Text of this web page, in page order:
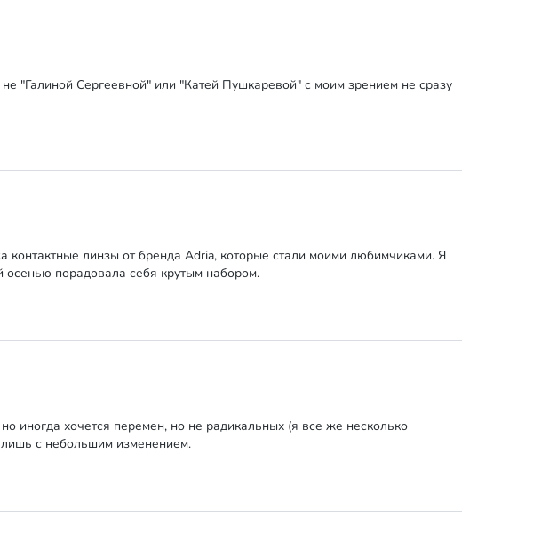
"Галиной Сергеевной" или "Катей Пушкаревой" с моим зрением не сразу
линзы от бренда Adria, которые стали моими любимчиками. Я
осенью порадовала себя крутым набором.
иногда хочется перемен, но не радикальных (я все же несколько
лишь с небольшим изменением.